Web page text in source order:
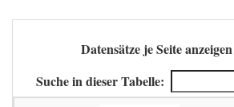
Datensätze je Seite anzeigen
Suche in dieser Tabelle: